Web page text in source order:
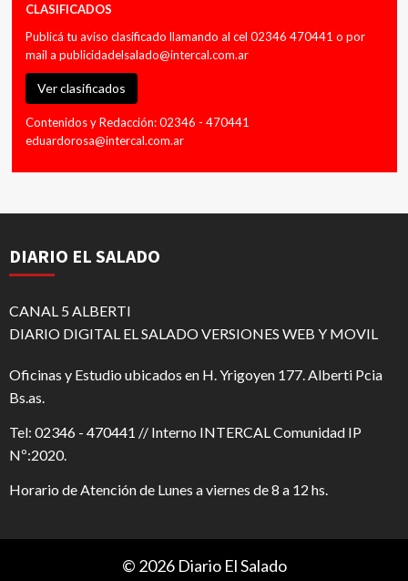
CLASIFICADOS
Publicá tu aviso clasificado llamando al cel 02346 470441 o por
mail a publicidadelsalado@intercal.com.ar
Ver clasificados
Contenidos y Redacción: 02346 - 470441
eduardorosa@intercal.com.ar
DIARIO EL SALADO
CANAL 5 ALBERTI
DIARIO DIGITAL EL SALADO VERSIONES WEB Y MOVIL
Oficinas y Estudio ubicados en H. Yrigoyen 177. Alberti Pcia
Bs.as.
Tel: 02346 - 470441 // Interno INTERCAL Comunidad IP
Nº:2020.
Horario de Atención de Lunes a viernes de 8 a 12 hs.
© 2026 Diario El Salado